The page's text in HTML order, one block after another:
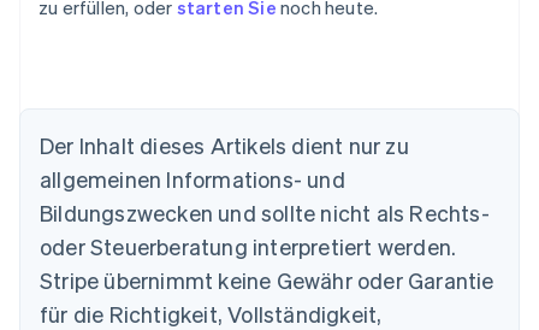
zu erfüllen, oder starten Sie noch heute.
Der Inhalt dieses Artikels dient nur zu
allgemeinen Informations- und
Bildungszwecken und sollte nicht als Rechts-
oder Steuerberatung interpretiert werden.
Stripe übernimmt keine Gewähr oder Garantie
für die Richtigkeit, Vollständigkeit,
Australien